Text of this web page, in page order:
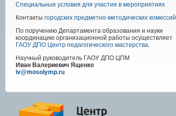
Специальные условия для участия в мероприятиях
Контакты городских предметно-методических комиссий
По поручению Департамента образования и науки
координацию организационной работы осуществляет
ГАОУ ДПО Центр педагогического мастерства.
Научный руководитель ГАОУ ДПО ЦПМ
Иван Валериевич Ященко
iv@mosolymp.ru